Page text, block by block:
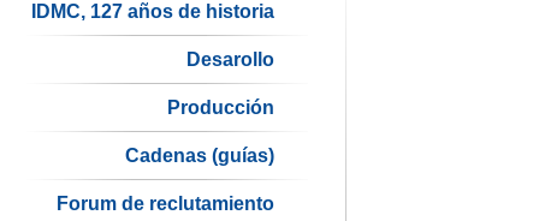
IDMC, 127 años de historia
Desarollo
Producción
Cadenas (guías)
Forum de reclutamiento